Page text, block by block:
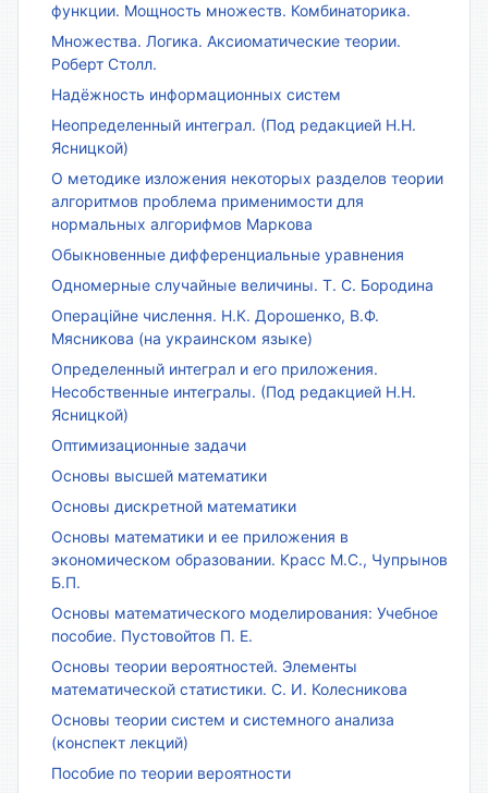
функции. Мощность множеств. Комбинаторика.
Множества. Логика. Аксиоматические теории.
Роберт Столл.
Надёжность информационных систем
Неопределенный интеграл. (Под редакцией Н.Н.
Ясницкой)
О методике изложения некоторых разделов теории
алгоритмов проблема применимости для
нормальных алгорифмов Маркова
Обыкновенные дифференциальные уравнения
Одномерные случайные величины. Т. С. Бородина
Операційне числення. Н.К. Дорошенко, В.Ф.
Мясникова (на украинском языке)
Определенный интеграл и его приложения.
Несобственные интегралы. (Под редакцией Н.Н.
Ясницкой)
Оптимизационные задачи
Основы высшей математики
Основы дискретной математики
Основы математики и ее приложения в
экономическом образовании. Красс М.С., Чупрынов
Б.П.
Основы математического моделирования: Учебное
пособие. Пустовойтов П. Е.
Основы теории вероятностей. Элементы
математической статистики. С. И. Колесникова
Основы теории систем и системного анализа
(конспект лекций)
Пособие по теории вероятности